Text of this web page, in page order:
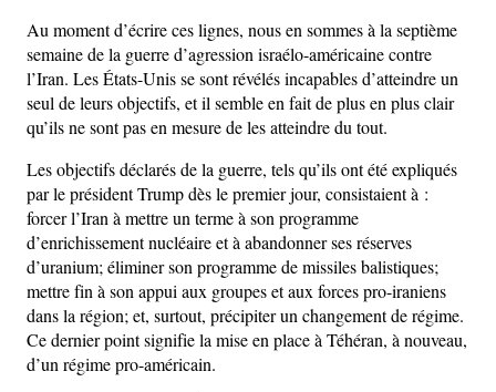
Au moment d’écrire ces lignes, nous en sommes à la septième
semaine de la guerre d’agression israélo-américaine contre
l’Iran. Les États-Unis se sont révélés incapables d’atteindre un
seul de leurs objectifs, et il semble en fait de plus en plus clair
qu’ils ne sont pas en mesure de les atteindre du tout.
Les objectifs déclarés de la guerre, tels qu’ils ont été expliqués
par le président Trump dès le premier jour, consistaient à :
forcer l’Iran à mettre un terme à son programme
d’enrichissement nucléaire et à abandonner ses réserves
d’uranium; éliminer son programme de missiles balistiques;
mettre fin à son appui aux groupes et aux forces pro-iraniens
dans la région; et, surtout, précipiter un changement de régime.
Ce dernier point signifie la mise en place à Téhéran, à nouveau,
d’un régime pro-américain.